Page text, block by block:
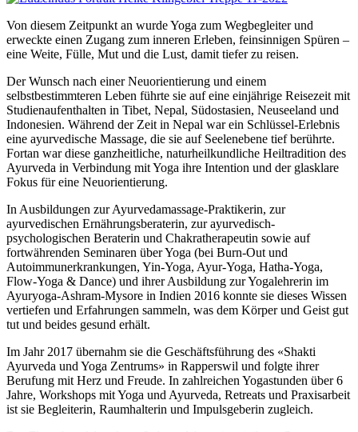
Von diesem Zeitpunkt an wurde Yoga zum Wegbegleiter und
erweckte einen Zugang zum inneren Erleben, feinsinnigen Spüren –
eine Weite, Fülle, Mut und die Lust, damit tiefer zu reisen.
Der Wunsch nach einer Neuorientierung und einem
selbstbestimmteren Leben führte sie auf eine einjährige Reisezeit mit
Studienaufenthalten in Tibet, Nepal, Südostasien, Neuseeland und
Indonesien. Während der Zeit in Nepal war ein Schlüssel-Erlebnis
eine ayurvedische Massage, die sie auf Seelenebene tief berührte.
Fortan war diese ganzheitliche, naturheilkundliche Heiltradition des
Ayurveda in Verbindung mit Yoga ihre Intention und der glasklare
Fokus für eine Neuorientierung.
In Ausbildungen zur Ayurvedamassage-Praktikerin, zur
ayurvedischen Ernährungsberaterin, zur ayurvedisch-
psychologischen Beraterin und Chakratherapeutin sowie auf
fortwährenden Seminaren über Yoga (bei Burn-Out und
Autoimmunerkrankungen, Yin-Yoga, Ayur-Yoga, Hatha-Yoga,
Flow-Yoga & Dance) und ihrer Ausbildung zur Yogalehrerin im
Ayuryoga-Ashram-Mysore in Indien 2016 konnte sie dieses Wissen
vertiefen und Erfahrungen sammeln, was dem Körper und Geist gut
tut und beides gesund erhält.
Im Jahr 2017 übernahm sie die Geschäftsführung des «Shakti
Ayurveda und Yoga Zentrums» in Rapperswil und folgte ihrer
Berufung mit Herz und Freude. In zahlreichen Yogastunden über 6
Jahre, Workshops mit Yoga und Ayurveda, Retreats und Praxisarbeit
ist sie Begleiterin, Raumhalterin und Impulsgeberin zugleich.